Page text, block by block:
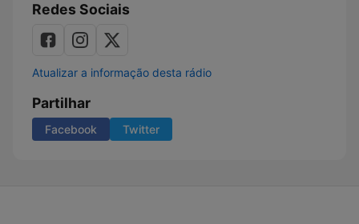
Redes Sociais
Atualizar a informação desta rádio
Partilhar
Facebook Twitter